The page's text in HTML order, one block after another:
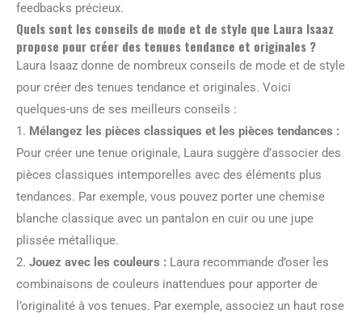
feedbacks précieux.
Quels sont les conseils de mode et de style que Laura Isaaz
propose pour créer des tenues tendance et originales ?
Laura Isaaz donne de nombreux conseils de mode et de style
pour créer des tenues tendance et originales. Voici
quelques-uns de ses meilleurs conseils :
1. Mélangez les pièces classiques et les pièces tendances :
Pour créer une tenue originale, Laura suggère d’associer des
pièces classiques intemporelles avec des éléments plus
tendances. Par exemple, vous pouvez porter une chemise
blanche classique avec un pantalon en cuir ou une jupe
plissée métallique.
2. Jouez avec les couleurs : Laura recommande d’oser les
combinaisons de couleurs inattendues pour apporter de
l’originalité à vos tenues. Par exemple, associez un haut rose